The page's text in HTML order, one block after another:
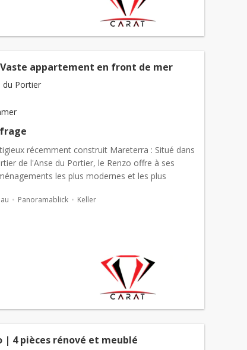
appartement en front de mer
du Portier
récemment construit Mareterra : Situé dans
de l'Anse du Portier, le Renzo offre à ses
les plus modernes et les plus
Panoramablick Keller
| 4 pièces rénové et meublé